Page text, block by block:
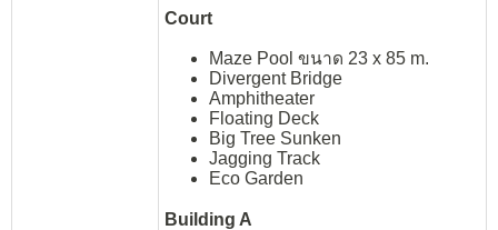
Court
Maze Pool ขนาด 23 x 85 m.
Divergent Bridge
Amphitheater
Floating Deck
Big Tree Sunken
Jagging Track
Eco Garden
Building A